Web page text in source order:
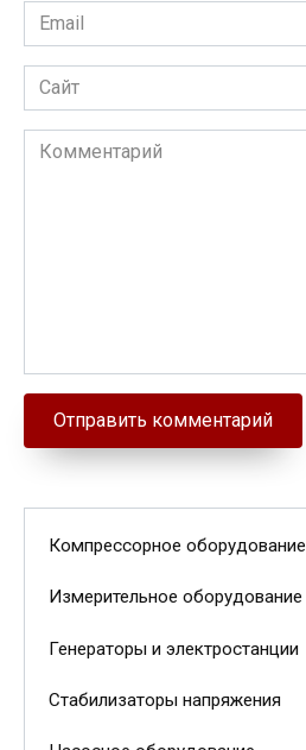
Email
Сайт
Комментарий
Компрессорное оборудование
Измерительное оборудование
Генераторы и электростанции
Стабилизаторы напряжения